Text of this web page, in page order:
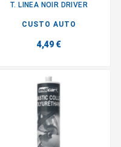
T. LINEA NOIR DRIVER
CUSTO AUTO
4,49 €